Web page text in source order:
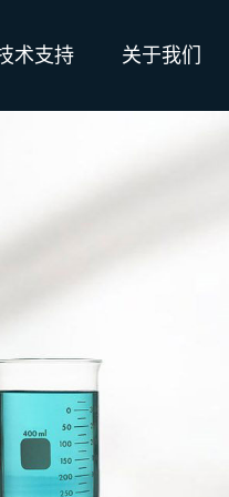
术支持 关于我们